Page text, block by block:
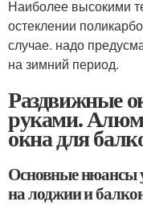
Наиболее высокими
остеклении
случае. надо
на зимний период.
Раздвижные
руками.
окна для
Основные нюансы
на лоджии и